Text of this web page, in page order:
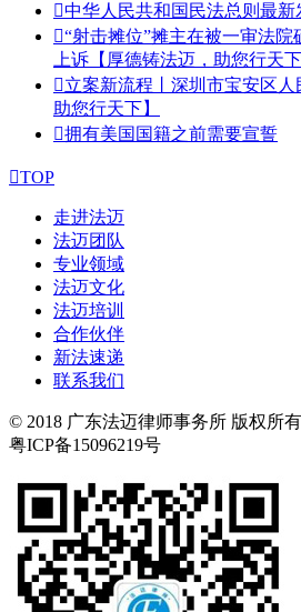
中华人民共和国民法总则最新
“射击摊位”摊主在被一审法
上诉【厚德铸法迈，助您行天下
立案新流程丨深圳市宝安区人
助您行天下】
拥有美国国籍之前需要宣誓
TOP
走进法迈
法迈团队
专业领域
法迈文化
法迈培训
合作伙伴
新法速递
联系我们
© 2018 广东法迈律师事务所 版权所有
粤ICP备15096219号